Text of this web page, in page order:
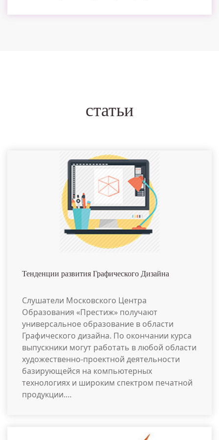
статьи
Тенденции развития Графического Дизайна
Слушатели Московского Центра
Образования «Престиж» получают
универсальное образование в области
Графического дизайна. По окончании курса
выпускники могут работать в любой области
художественно-проектной деятельности
базирующейся на компьютерных
технологиях и широким спектром печатной
продукции.…